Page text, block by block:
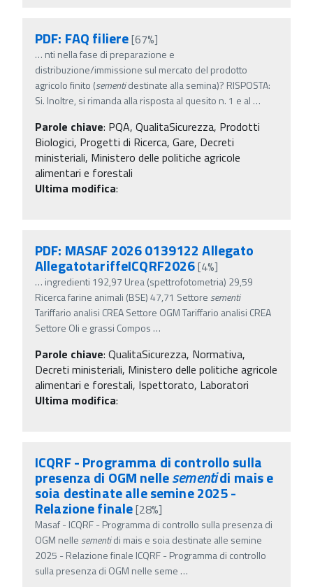
PDF: FAQ filiere[67%]
… nti nella fase di preparazione e
distribuzione/immissione sul mercato del prodotto
agricolo finito (sementidestinate alla semina)? RISPOSTA:
Si. Inoltre, si rimanda alla risposta al quesito n. 1 e al …
Parole chiave: PQA, QualitaSicurezza, Prodotti
Biologici, Progetti di Ricerca, Gare, Decreti
ministeriali, Ministero delle politiche agricole
alimentari e forestali
Ultima modifica:
PDF: MASAF 2026 0139122 Allegato
AllegatotariffeICQRF2026[4%]
… ingredienti 192,97 Urea (spettrofotometria) 29,59
Ricerca farine animali (BSE) 47,71 Settore sementi
Tariffario analisi CREA Settore OGM Tariffario analisi CREA
Settore Oli e grassi Compos …
Parole chiave: QualitaSicurezza, Normativa,
Decreti ministeriali, Ministero delle politiche agricole
alimentari e forestali, Ispettorato, Laboratori
Ultima modifica:
ICQRF - Programma di controllo sulla
presenza di OGM nellesementidi mais e
soia destinate alle semine 2025 -
Relazione finale[28%]
Masaf - ICQRF - Programma di controllo sulla presenza di
OGM nelle sementidi mais e soia destinate alle semine
2025 - Relazione finale ICQRF - Programma di controllo
sulla presenza di OGM nelle seme …